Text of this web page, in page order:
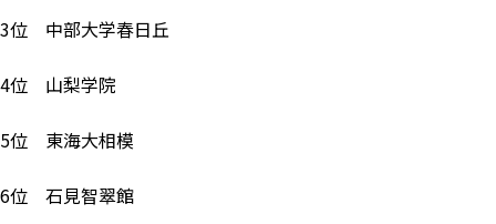
3位 中部大学春日丘
4位 山梨学院
5位 東海大相模
6位 石見智翠館